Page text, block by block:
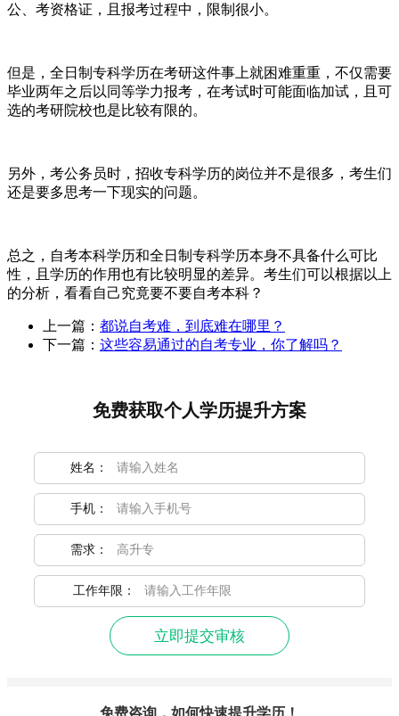
公、考资格证，且报考过程中，限制很小。
但是，全日制专科学历在考研这件事上就困难重重，不仅需要
毕业两年之后以同等学力报考，在考试时可能面临加试，且可
选的考研院校也是比较有限的。
另外，考公务员时，招收专科学历的岗位并不是很多，考生们
还是要多思考一下现实的问题。
总之，自考本科学历和全日制专科学历本身不具备什么可比
性，且学历的作用也有比较明显的差异。考生们可以根据以上
的分析，看看自己究竟要不要自考本科？
上一篇： 都说自考难，到底难在哪里？
下一篇： 这些容易通过的自考专业，你了解吗？
免费获取个人学历提升方案
姓名：
手机：
需求：
工作年限：
立即提交审核
免费咨询，如何快速提升学历！